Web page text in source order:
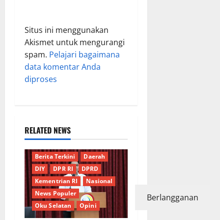
Situs ini menggunakan
Akismet untuk mengurangi
spam. Pelajari bagaimana
data komentar Anda
diproses
RELATED NEWS
Berita Terkini
Daerah
DIY
DPR RI
DPRD
Kementrian RI
Nasional
News Populer
Oku Selatan
Opini
Berlangganan